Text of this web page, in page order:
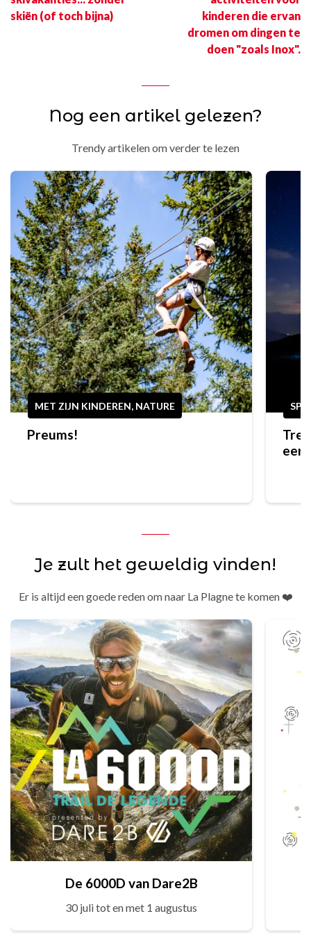
skiën (of toch bijna)
kinderen die ervan
dromen om dingen te
doen "zoals Inox".
Nog een artikel gelezen?
Trendy artikelen om verder te lezen
MET ZIJN KINDEREN, NATURE
Preums!
Je zult het geweldig vinden!
Er is altijd een goede reden om naar La Plagne te komen ❤️
De 6000D van Dare2B
30 juli tot en met 1 augustus